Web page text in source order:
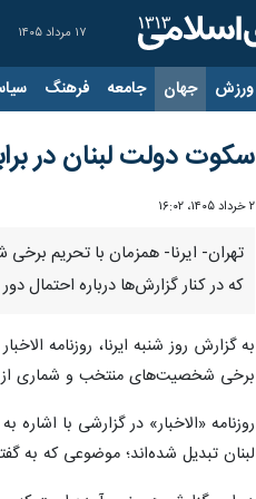
۱۷ مرداد ۱۴۰۵
ورزش جهان جامعه فرهنگ
سکوت دولت لبنان در
۲ خرداد ۱۴۰۵، ۱۶:۰۲